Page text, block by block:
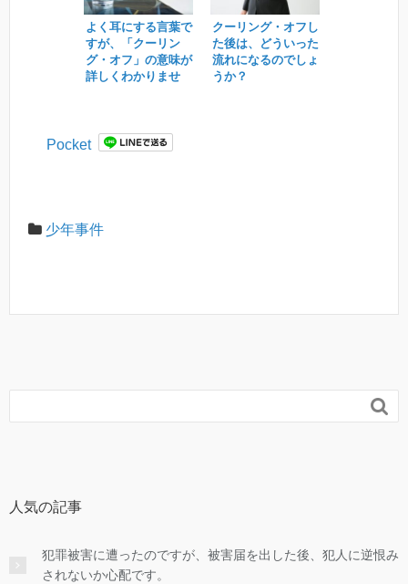
よく耳にする言葉で
すが、「クーリン
グ・オフ」の意味が
詳しくわかりませ
クーリング・オフし
た後は、どういった
流れになるのでしょ
うか？
Pocket
少年事件

人気の記事
犯罪被害に遭ったのですが、被害届を出した後、犯人に逆恨み
されないか心配です。